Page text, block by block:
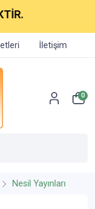
İletişim
0
Nesil Yayınları